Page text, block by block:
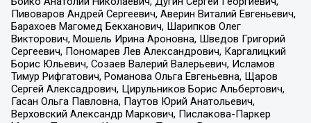
Пивоваров Андрей Сергеевич, Аверин Виталий Евгеньевич,
Барахоев Магомед Бекханович, Шарипков Олег
Викторович, Мошель Ирина Ароновна, Шведов Григорий
Сергеевич, Пономарев Лев Александрович, Каргалицкий
Борис Юльевич, Созаев Валерий Валерьевич, Исламов
Тимур Рифгатович, Романова Ольга Евгеньевна, Щаров
Сергей Алексадрович, Цирульников Борис Альбертович,
Гасан Ольга Павловна, Паутов Юрий Анатольевич,
Верховский Александр Маркович, Пислакова-Паркер